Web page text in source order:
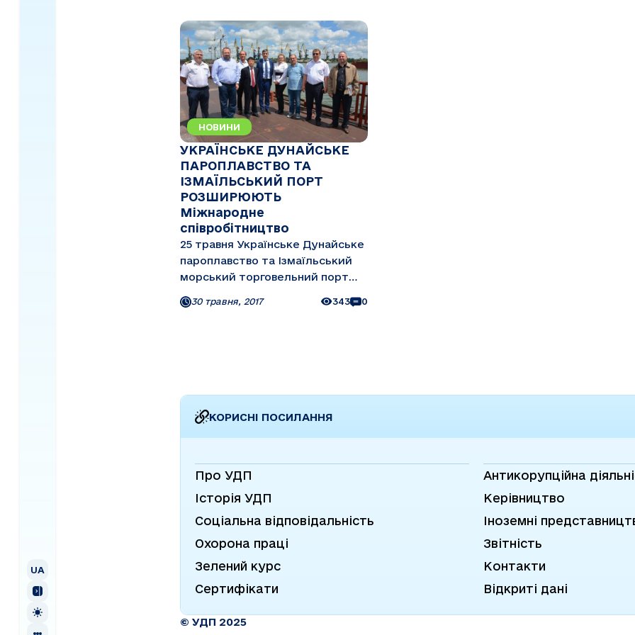
UAEN
НОВИНИ
УКРАЇНСЬКЕ ДУНАЙСЬКЕ
ПАРОПЛАВСТВО ТА
ІЗМАЇЛЬСЬКИЙ ПОРТ
РОЗШИРЮЮТЬ
Міжнародне
співробітництво
25 травня Українське Дунайське
пароплавство та Ізмаїльський
морський торговельний порт
відвідали представники компанії
HBIS GROUP Serbia Iron
30 травня, 2017 343 0
КОРИСНІ ПОСИЛАННЯ
Про УДП
Історія УДП
Соціальна відповідальність
Охорона праці
Зелений курс
Сертифікати
Антикорупційна
Керівництво
Іноземні
Звітність
Контакти
Відкриті дані
© УДП 2025